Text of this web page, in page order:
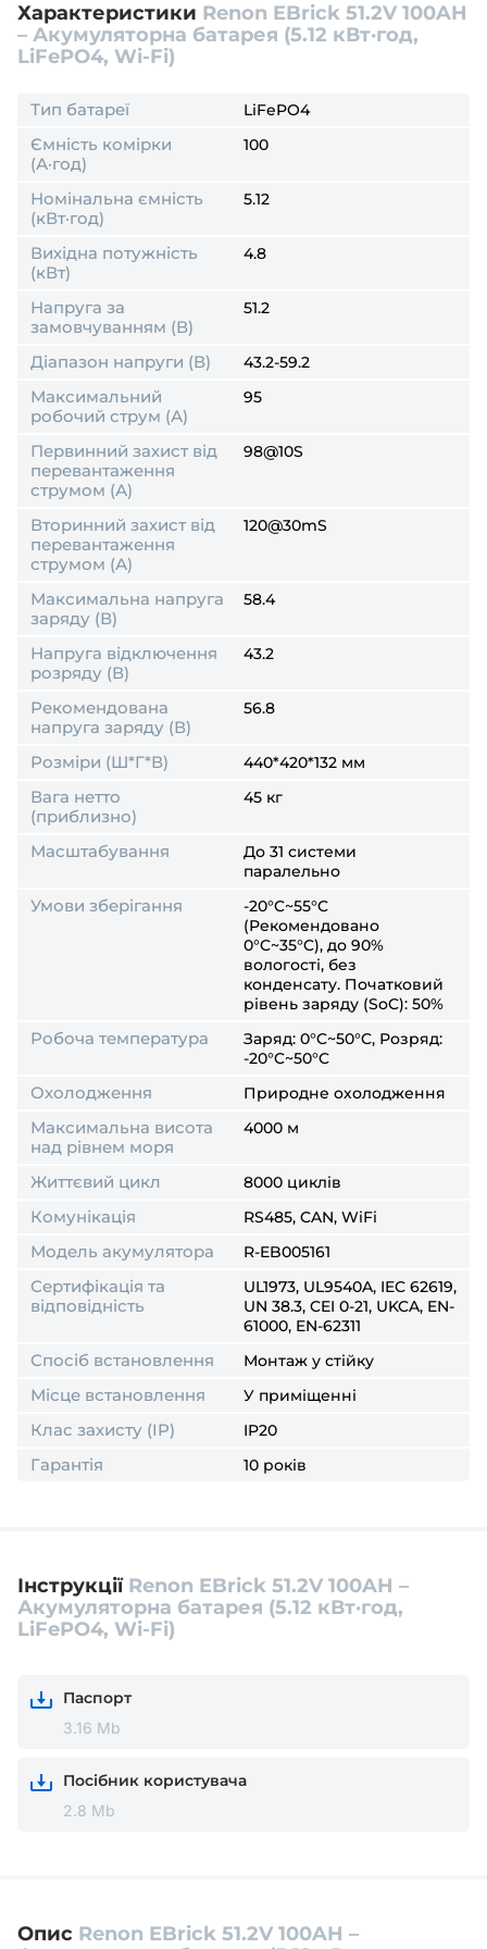
переконайтесь, що він відповідає потрібним для
Вашого пристрою параметрам.
Характеристики Renon EBrick 51.2V 100AH
– Акумуляторна батарея (5.12 кВт·год,
LiFePO4, Wi-Fi)
Тип батареї LiFePO4
Ємність комірки
(А·год)
100
Номінальна ємність
(кВт·год)
5.12
Вихідна потужність
(кВт)
4.8
Напруга за
замовчуванням (В)
51.2
Діапазон напруги (В) 43.2-59.2
Максимальний
робочий струм (А)
95
Первинний захист від
перевантаження
струмом (А)
98@10S
Вторинний захист від
перевантаження
струмом (А)
120@30mS
Максимальна напруга
заряду (В)
58.4
Напруга відключення
розряду (В)
43.2
Рекомендована
напруга заряду (В)
56.8
Розміри (Ш*Г*В) 440*420*132 мм
Вага нетто
(приблизно)
45 кг
Масштабування
До 31 системи
паралельно
Умови зберігання
-20°C~55°C
(Рекомендовано
0°C~35°C), до 90%
вологості, без
конденсату. Початковий
рівень заряду (SoC): 50%
Робоча температура
Заряд: 0°C~50°C, Розряд:
-20°C~50°C
Охолодження Природне охолодження
Максимальна висота
над рівнем моря
4000 м
Життєвий цикл 8000 циклів
Комунікація RS485, CAN, WiFi
Модель акумулятора R-EB005161
Сертифікація та
відповідність
UL1973, UL9540A, IEC 62619,
UN 38.3, CEI 0-21, UKCA, EN-
61000, EN-62311
Спосіб встановлення Монтаж у стійку
Місце встановлення У приміщенні
Клас захисту (IP) IP20
Гарантія 10 років
Інструкції Renon EBrick 51.2V 100AH –
Акумуляторна батарея (5.12 кВт·год,
LiFePO4, Wi-Fi)
Паспорт
3.16 Mb
Посібник користувача
2.8 Mb
Опис Renon EBrick 51.2V 100AH –